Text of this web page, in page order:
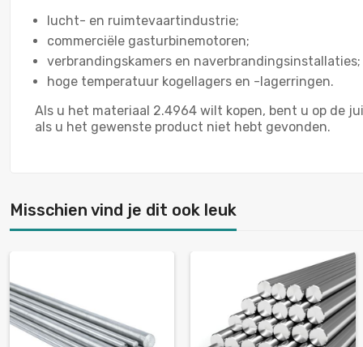
lucht- en ruimtevaartindustrie;
commerciële gasturbinemotoren;
verbrandingskamers en naverbrandingsinstallaties;
hoge temperatuur kogellagers en -lagerringen.
Als u het materiaal 2.4964 wilt kopen, bent u op de
als u het gewenste product niet hebt gevonden.
Misschien vind je dit ook leuk